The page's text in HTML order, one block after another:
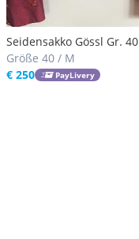
Seidensakko Gössl Gr. 40
Größe 40 / M
€ 250
PayLivery